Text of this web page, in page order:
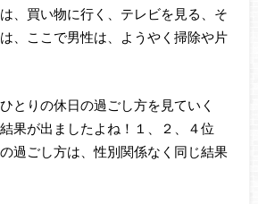
、買い物に行く、テレビを見る、そ
、ここで男性は、ようやく掃除や片
とりの休日の過ごし方を見ていく
果が出ましたよね！１、２、４位
過ごし方は、性別関係なく同じ結果